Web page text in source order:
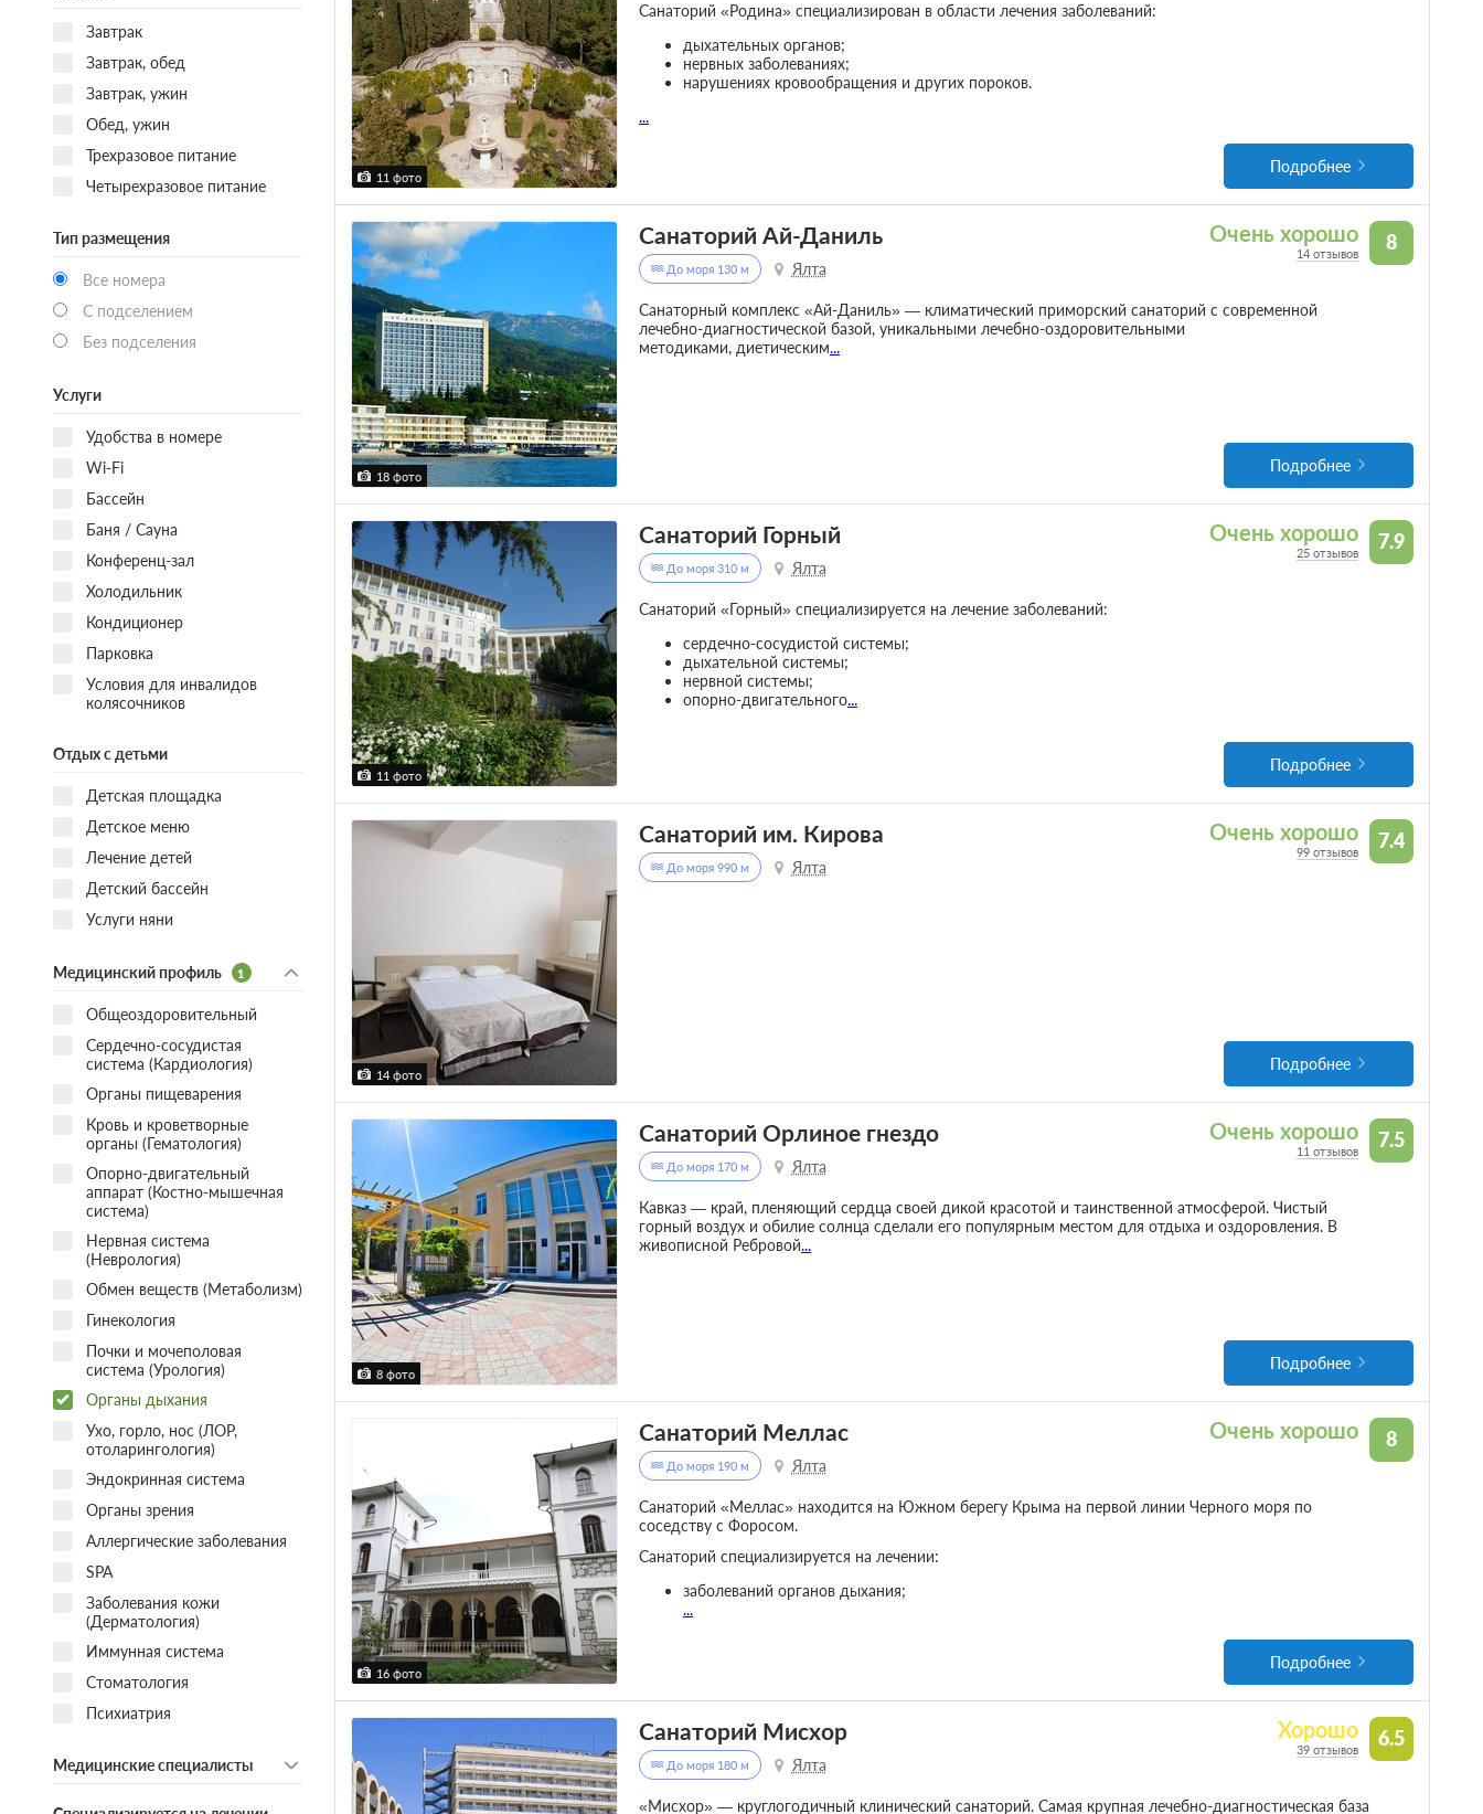
Завтрак
Завтрак, обед
Завтрак, ужин
Обед, ужин
Трехразовое питание
Четырехразовое питание
Тип размещения
Все номера
С подселением
Без подселения
Услуги
Удобства в номере
Wi-Fi
Бассейн
Баня / Сауна
Конференц-зал
Холодильник
Кондиционер
Парковка
Условия для инвалидов
колясочников
Отдых с детьми
Детская площадка
Детское меню
Лечение детей
Детский бассейн
Услуги няни
Медицинский профиль 1
Общеоздоровительный
Сердечно-сосудистая
система (Кардиология)
Органы пищеварения
Кровь и кроветворные
органы (Гематология)
Опорно-двигательный
аппарат (Костно-мышечная
система)
Нервная система
(Неврология)
Обмен веществ (Метаболизм)
Гинекология
Почки и мочеполовая
система (Урология)
Органы дыхания
Ухо, горло, нос (ЛОР,
отоларингология)
Эндокринная система
Органы зрения
Аллергические заболевания
SPA
Заболевания кожи
(Дерматология)
Иммунная система
Стоматология
Психиатрия
Медицинские специалисты
11 фото
Санаторий «Родина» специализирован в области лечения заболеваний:
дыхательных органов;
нервных заболеваниях;
нарушениях кровообращения и других пороков.
...
Подробнее
18 фото
8
Очень хорошо
14 отзывов
Санаторий Ай-Даниль
До моря 130 м Ялта
Санаторный комплекс «Ай-Даниль» — климатический приморский санаторий с современной
лечебно-диагностической базой, уникальными лечебно-оздоровительными
методиками, диетическим...
Подробнее
11 фото
7.9
Очень хорошо
25 отзывов
Санаторий Горный
До моря 310 м Ялта
Санаторий «Горный» специализируется на лечение заболеваний:
сердечно-сосудистой системы;
дыхательной системы;
нервной системы;
опорно-двигательного...
Подробнее
14 фото
7.4
Очень хорошо
99 отзывов
Санаторий им. Кирова
До моря 990 м Ялта
Подробнее
8 фото
7.5
Очень хорошо
11 отзывов
Санаторий Орлиное гнездо
До моря 170 м Ялта
Кавказ — край, пленяющий сердца своей дикой красотой и таинственной атмосферой. Чистый
горный воздух и обилие солнца сделали его популярным местом для отдыха и оздоровления. В
живописной Ребровой...
Подробнее
16 фото
8
Очень хорошо
Санаторий Меллас
До моря 190 м Ялта
Санаторий «Меллас» находится на Южном берегу Крыма на первой линии Черного моря по
соседству с Форосом.
Санаторий специализируется на лечении:
заболеваний органов дыхания;
...
Подробнее
6.5
Хорошо
39 отзывов
Санаторий Мисхор
До моря 180 м Ялта
«Мисхор» — круглогодичный клинический санаторий. Самая крупная лечебно-диагностическая база